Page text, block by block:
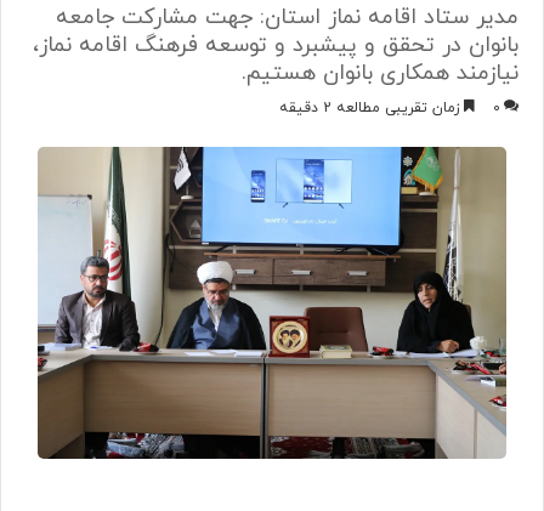
مدیر ستاد اقامه نماز استان: جهت مشارکت جامعه
بانوان در تحقق و پیشبرد و توسعه فرهنگ اقامه نماز،
نیازمند همکاری بانوان هستیم.
0 زمان تقریبی مطالعه 2 دقیقه